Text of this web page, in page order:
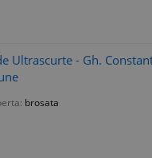
Ultrascurte - Gh.
brosata